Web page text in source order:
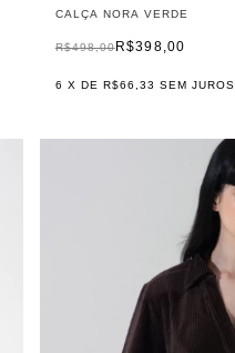
CALÇA NORA VERDE
R$398,00
R$498,00
6 X DE R$66,33 SEM JUROS